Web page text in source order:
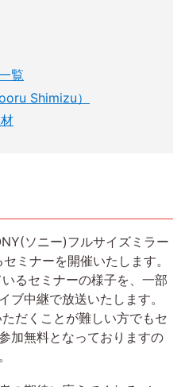
覧
Shimizu）
ソニー)フルサイズミラー
ミナーを開催いたします。
るセミナーの様子を、一部
ブ中継で放送いたします。
だくことが難しい方でもセ
加無料となっておりますの